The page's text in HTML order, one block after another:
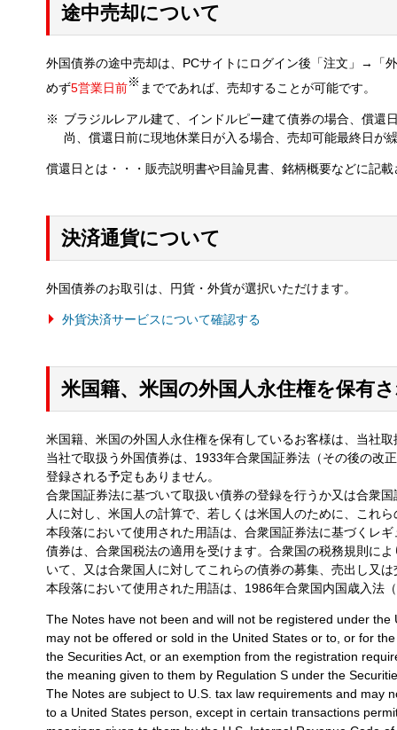
途中売却について
外国債券の途中売却は、PCサイトにログイン後「注文」→「
めず5営業日前※ までであれば、売却することが可能です。
ブラジルレアル建て、インドルピー建て債券の場合、償還
尚、償還日前に現地休業日が入る場合、売却可能最終日が
償還日とは・・・販売説明書や目論見書、銘柄概要などに記
決済通貨について
外国債券のお取引は、円貨・外貨が選択いただけます。
外貨決済サービスについて確認する
米国籍、米国の外国人永住権を保有
米国籍、米国の外国人永住権を保有しているお客様は、当社
当社で取扱う外国債券は、1933年合衆国証券法（その後の改
登録される予定もありません。
合衆国証券法に基づいて取扱い債券の登録を行うか又は合衆
人に対し、米国人の計算で、若しくは米国人のために、これ
本段落において使用された用語は、合衆国証券法に基づくレ
債券は、合衆国税法の適用を受けます。合衆国の税務規則に
いて、又は合衆国人に対してこれらの債券の募集、売出し又
本段落において使用された用語は、1986年合衆国内国歳入法
The Notes have not been and will not be registered under
may not be offered or sold in the United States or to, or for
the Securities Act, or an exemption from the registration
the meaning given to them by Regulation S under the
The Notes are subject to U.S. tax law requirements and may
to a United States person, except in certain transactions